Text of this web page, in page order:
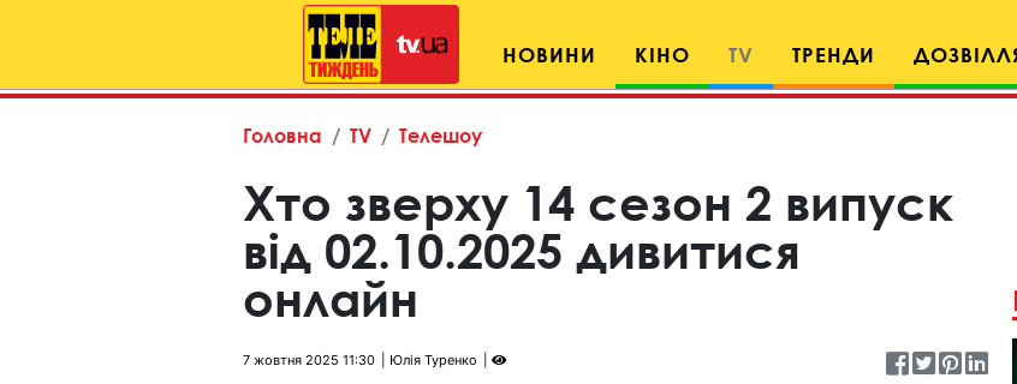
НОВИНИ КІНО TV ТРЕНДИ
Головна TV Телешоу
Хто зверху 14 сезон 2 випуск
від 02.10.2025 дивитися
онлайн
7 жовтня 2025 11:30 Юлія Туренко